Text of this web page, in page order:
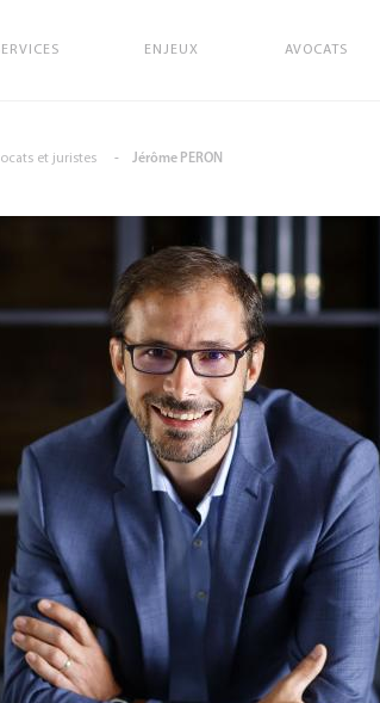
ENJEUX AVOCATS
et juristes Jérôme PERON